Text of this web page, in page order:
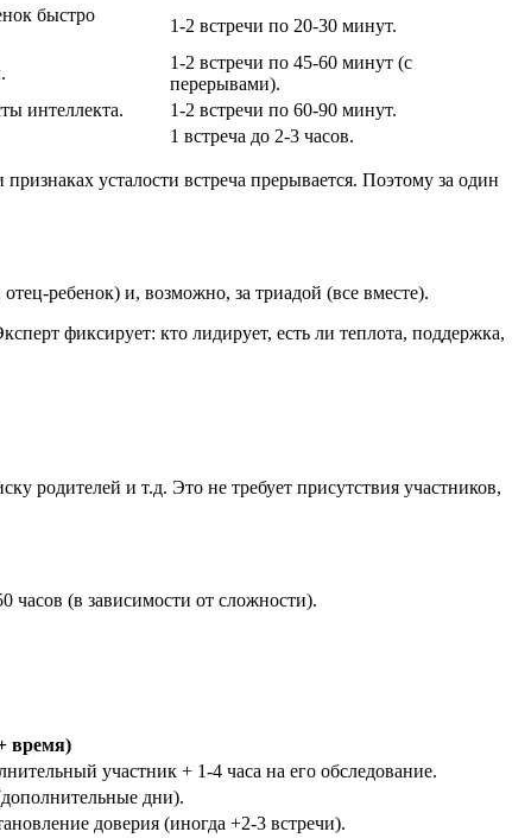
быстро
1-2 встречи по 20-30 минут.
1-2 встречи по 45-60 минут (с
перерывами).
интеллекта.
1-2 встречи по 60-90 минут.
1 встреча до 2-3 часов.
усталости встреча прерывается. Поэтому за один
ребенок) и, возможно, за триадой (все вместе).
фиксирует: кто лидирует, есть ли теплота, поддержка,
родителей и т.д. Это не требует присутствия участников,
часов (в зависимости от сложности).
время)
участник + 1-4 часа на его обследование.
дни).
доверия (иногда +2-3 встречи).